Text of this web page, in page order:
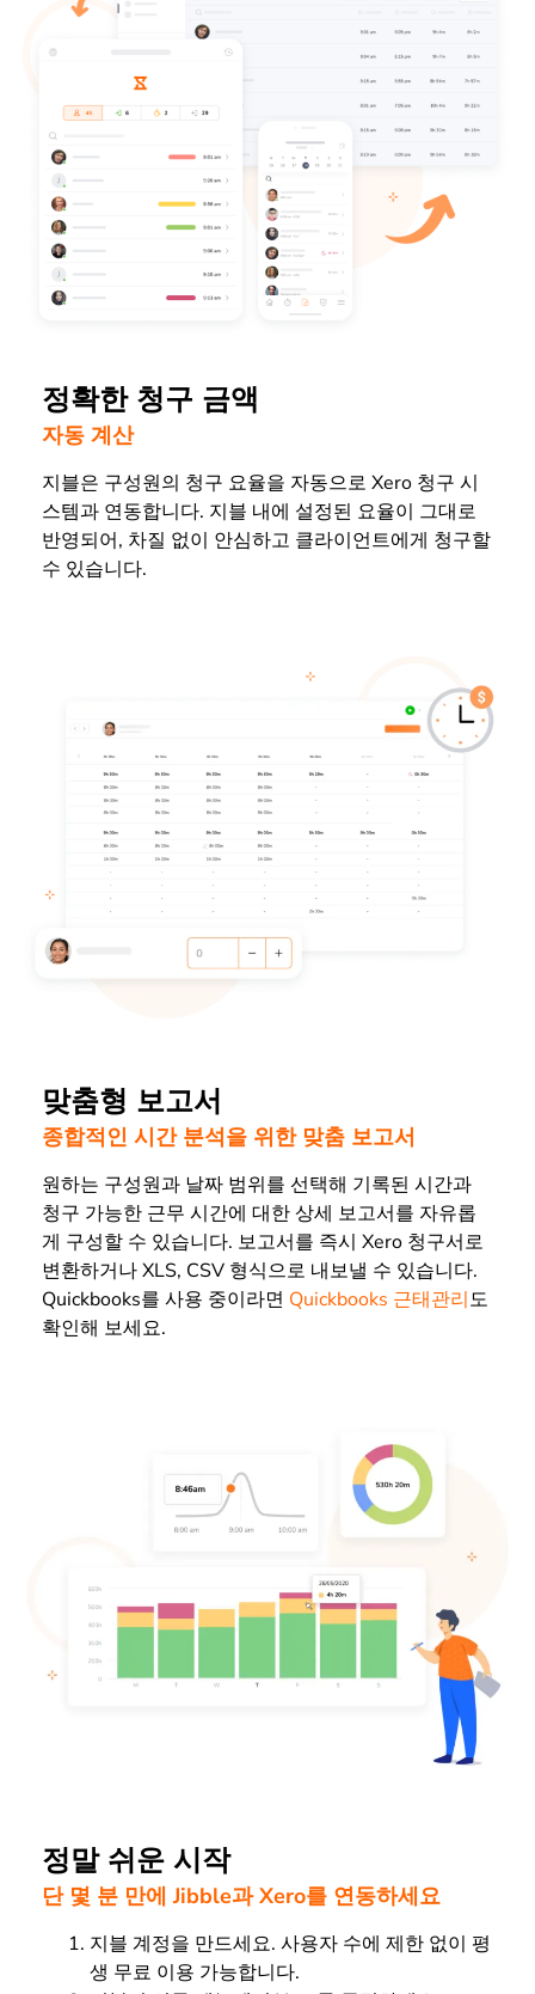
정확한 청구 금액
자동 계산
지블은 구성원의 청구 요율을 자동으로 Xero 청구 시
스템과 연동합니다. 지블 내에 설정된 요율이 그대로
반영되어, 차질 없이 안심하고 클라이언트에게 청구할
수 있습니다.
맞춤형 보고서
종합적인 시간 분석을 위한 맞춤 보고서
원하는 구성원과 날짜 범위를 선택해 기록된 시간과
청구 가능한 근무 시간에 대한 상세 보고서를 자유롭
게 구성할 수 있습니다. 보고서를 즉시 Xero 청구서로
변환하거나 XLS, CSV 형식으로 내보낼 수 있습니다.
Quickbooks를 사용 중이라면 Quickbooks 근태관리도
확인해 보세요.
정말 쉬운 시작
단 몇 분 만에 Jibble과 Xero를 연동하세요
지블 계정을 만드세요. 사용자 수에 제한 없이 평
생 무료 이용 가능합니다.